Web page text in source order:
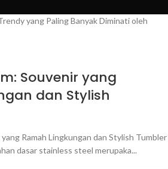
Souvenir yang
dan Stylish
Ramah Lingkungan dan Stylish Tumbler
dasar stainless steel merupaka...